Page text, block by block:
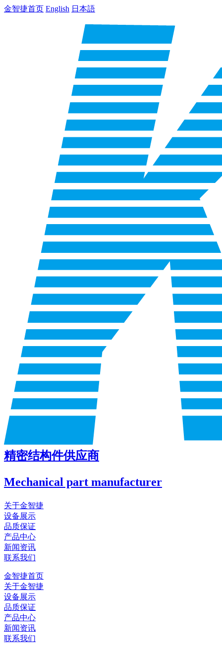
金智捷首页 English 日本語
精密结构件供应商
Mechanical part manufacturer
关于金智捷
设备展示
品质保证
产品中心
新闻资讯
联系我们
金智捷首页
关于金智捷
设备展示
品质保证
产品中心
新闻资讯
联系我们